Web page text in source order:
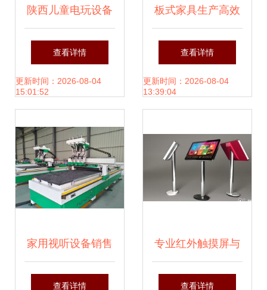
陕西儿童电玩设备
市场需求旺盛，郑
州区域销量突出解
查看详情
更新时间：2026-08-04
15:01:52
板式家具生产高效
升级 选对木工开料
机供应商是关键
查看详情
更新时间：2026-08-04
13:39:04
家用视听设备销售
场景下的整家定制
查看详情
专业红外触摸屏与
KTV触摸屏 价格、
查看详情